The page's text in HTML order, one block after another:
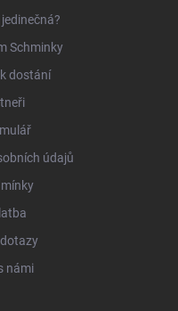
Schminky
dostání
údajů
námi